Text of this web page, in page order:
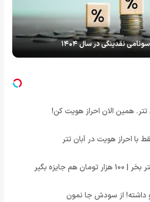
نقدینگی در سال ۱۴۰۴
هم جایزه بگیر
داشته! از سودش جا نمون